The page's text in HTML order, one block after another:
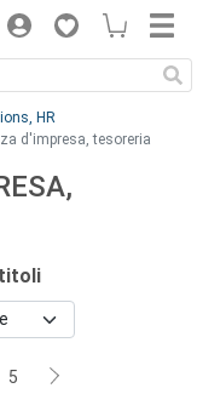
HR
d'impresa, tesoreria
5